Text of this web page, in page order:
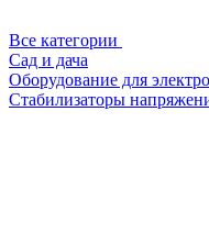
Все категории
Сад и дача
Оборудование для
Стабилизаторы